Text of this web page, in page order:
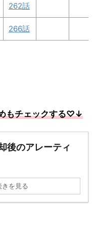
262話
266話
もチェックする♡↓
後のアレーティ
きを見る